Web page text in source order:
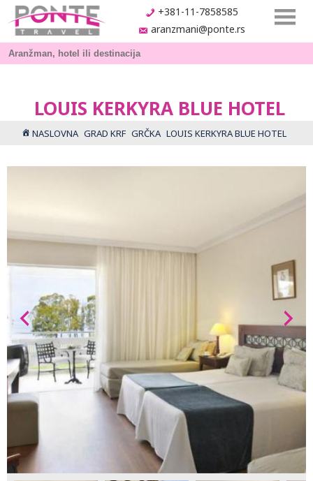
+381-11-7858585
aranzmani@ponte.rs
LOUIS KERKYRA BLUE HOTEL
NASLOVNA GRAD KRF GRČKA LOUIS KERKYRA BLUE HOTEL